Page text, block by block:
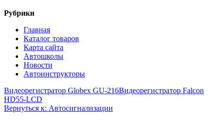
Рубрики
Главная
Каталог товаров
Карта сайта
Автошколы
Новости
Автоинструкторы
Видеорегистратор Globex GU-216Видеорегистратор Falcon
HD55-LCD
Вернуться к: Автосигнализации